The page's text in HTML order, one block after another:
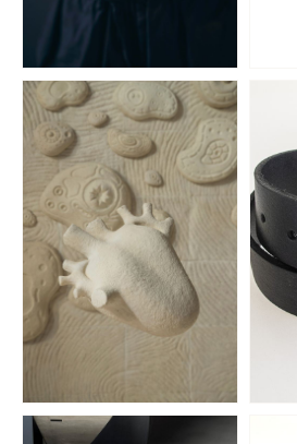
Plata Lappas
CUBIERTOS
Mosh